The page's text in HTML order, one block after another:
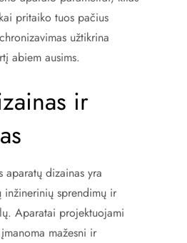
pritaiko tuos pačius
užtikrina
abiem ausims.
ir
aparatų dizainas yra
inžinerinių sprendimų ir
Aparatai projektuojami
mažesni ir